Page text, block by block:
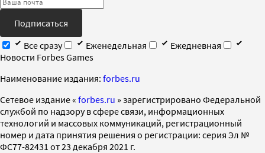
Подписаться
Все сразу
Еженедельная
Ежедневная
Новости Forbes Games
Наименование издания: forbes.ru
Cетевое издание « forbes.ru » зарегистрировано Федеральной
службой по надзору в сфере связи, информационных
технологий и массовых коммуникаций, регистрационный
номер и дата принятия решения о регистрации: серия Эл №
ФС77-82431 от 23 декабря 2021 г.